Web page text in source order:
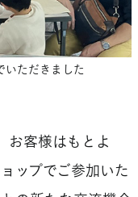
いただきました
お客様はもとよ
ップでご参加いた